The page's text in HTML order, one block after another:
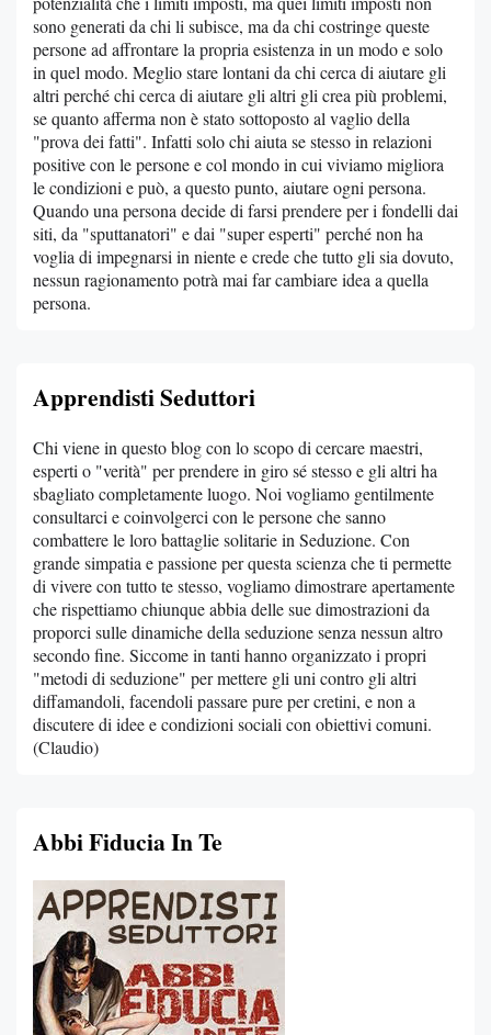
sono generati da chi li subisce, ma da chi costringe queste
persone ad affrontare la propria esistenza in un modo e solo
in quel modo. Meglio stare lontani da chi cerca di aiutare gli
altri perché chi cerca di aiutare gli altri gli crea più problemi,
se quanto afferma non è stato sottoposto al vaglio della
"prova dei fatti". Infatti solo chi aiuta se stesso in relazioni
positive con le persone e col mondo in cui viviamo migliora
le condizioni e può, a questo punto, aiutare ogni persona.
Quando una persona decide di farsi prendere per i fondelli dai
siti, da "sputtanatori" e dai "super esperti" perché non ha
voglia di impegnarsi in niente e crede che tutto gli sia dovuto,
nessun ragionamento potrà mai far cambiare idea a quella
persona.
Apprendisti Seduttori
Chi viene in questo blog con lo scopo di cercare maestri,
esperti o "verità" per prendere in giro sé stesso e gli altri ha
sbagliato completamente luogo. Noi vogliamo gentilmente
consultarci e coinvolgerci con le persone che sanno
combattere le loro battaglie solitarie in Seduzione. Con
grande simpatia e passione per questa scienza che ti permette
di vivere con tutto te stesso, vogliamo dimostrare apertamente
che rispettiamo chiunque abbia delle sue dimostrazioni da
proporci sulle dinamiche della seduzione senza nessun altro
secondo fine. Siccome in tanti hanno organizzato i propri
"metodi di seduzione" per mettere gli uni contro gli altri
diffamandoli, facendoli passare pure per cretini, e non a
discutere di idee e condizioni sociali con obiettivi comuni.
(Claudio)
Abbi Fiducia In Te